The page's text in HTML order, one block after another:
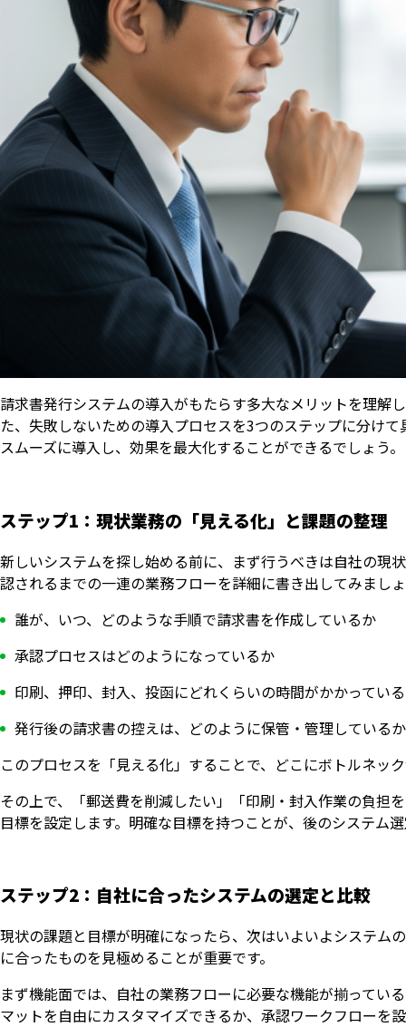
請求書発行システムの導入がもたらす多大なメリットを理解
た、失敗しないための導入プロセスを3つのステップに分け
スムーズに導入し、効果を最大化することができるでしょう。
ステップ1：現状業務の「見える化」と課題の整理
新しいシステムを探し始める前に、まず行うべきは自社の現
認されるまでの一連の業務フローを詳細に書き出してみまし
誰が、いつ、どのような手順で請求書を作成しているか
承認プロセスはどのようになっているか
印刷、押印、封入、投函にどれくらいの時間がかかってい
発行後の請求書の控えは、どのように保管・管理しているか
このプロセスを「見える化」することで、どこにボトルネッ
その上で、「郵送費を削減したい」「印刷・封入作業の負担
目標を設定します。明確な目標を持つことが、後のシステム
ステップ2：自社に合ったシステムの選定と比較
現状の課題と目標が明確になったら、次はいよいよシステム
に合ったものを見極めることが重要です。
まず機能面では、自社の業務フローに必要な機能が揃ってい
マットを自由にカスタマイズできるか、承認ワークフローを